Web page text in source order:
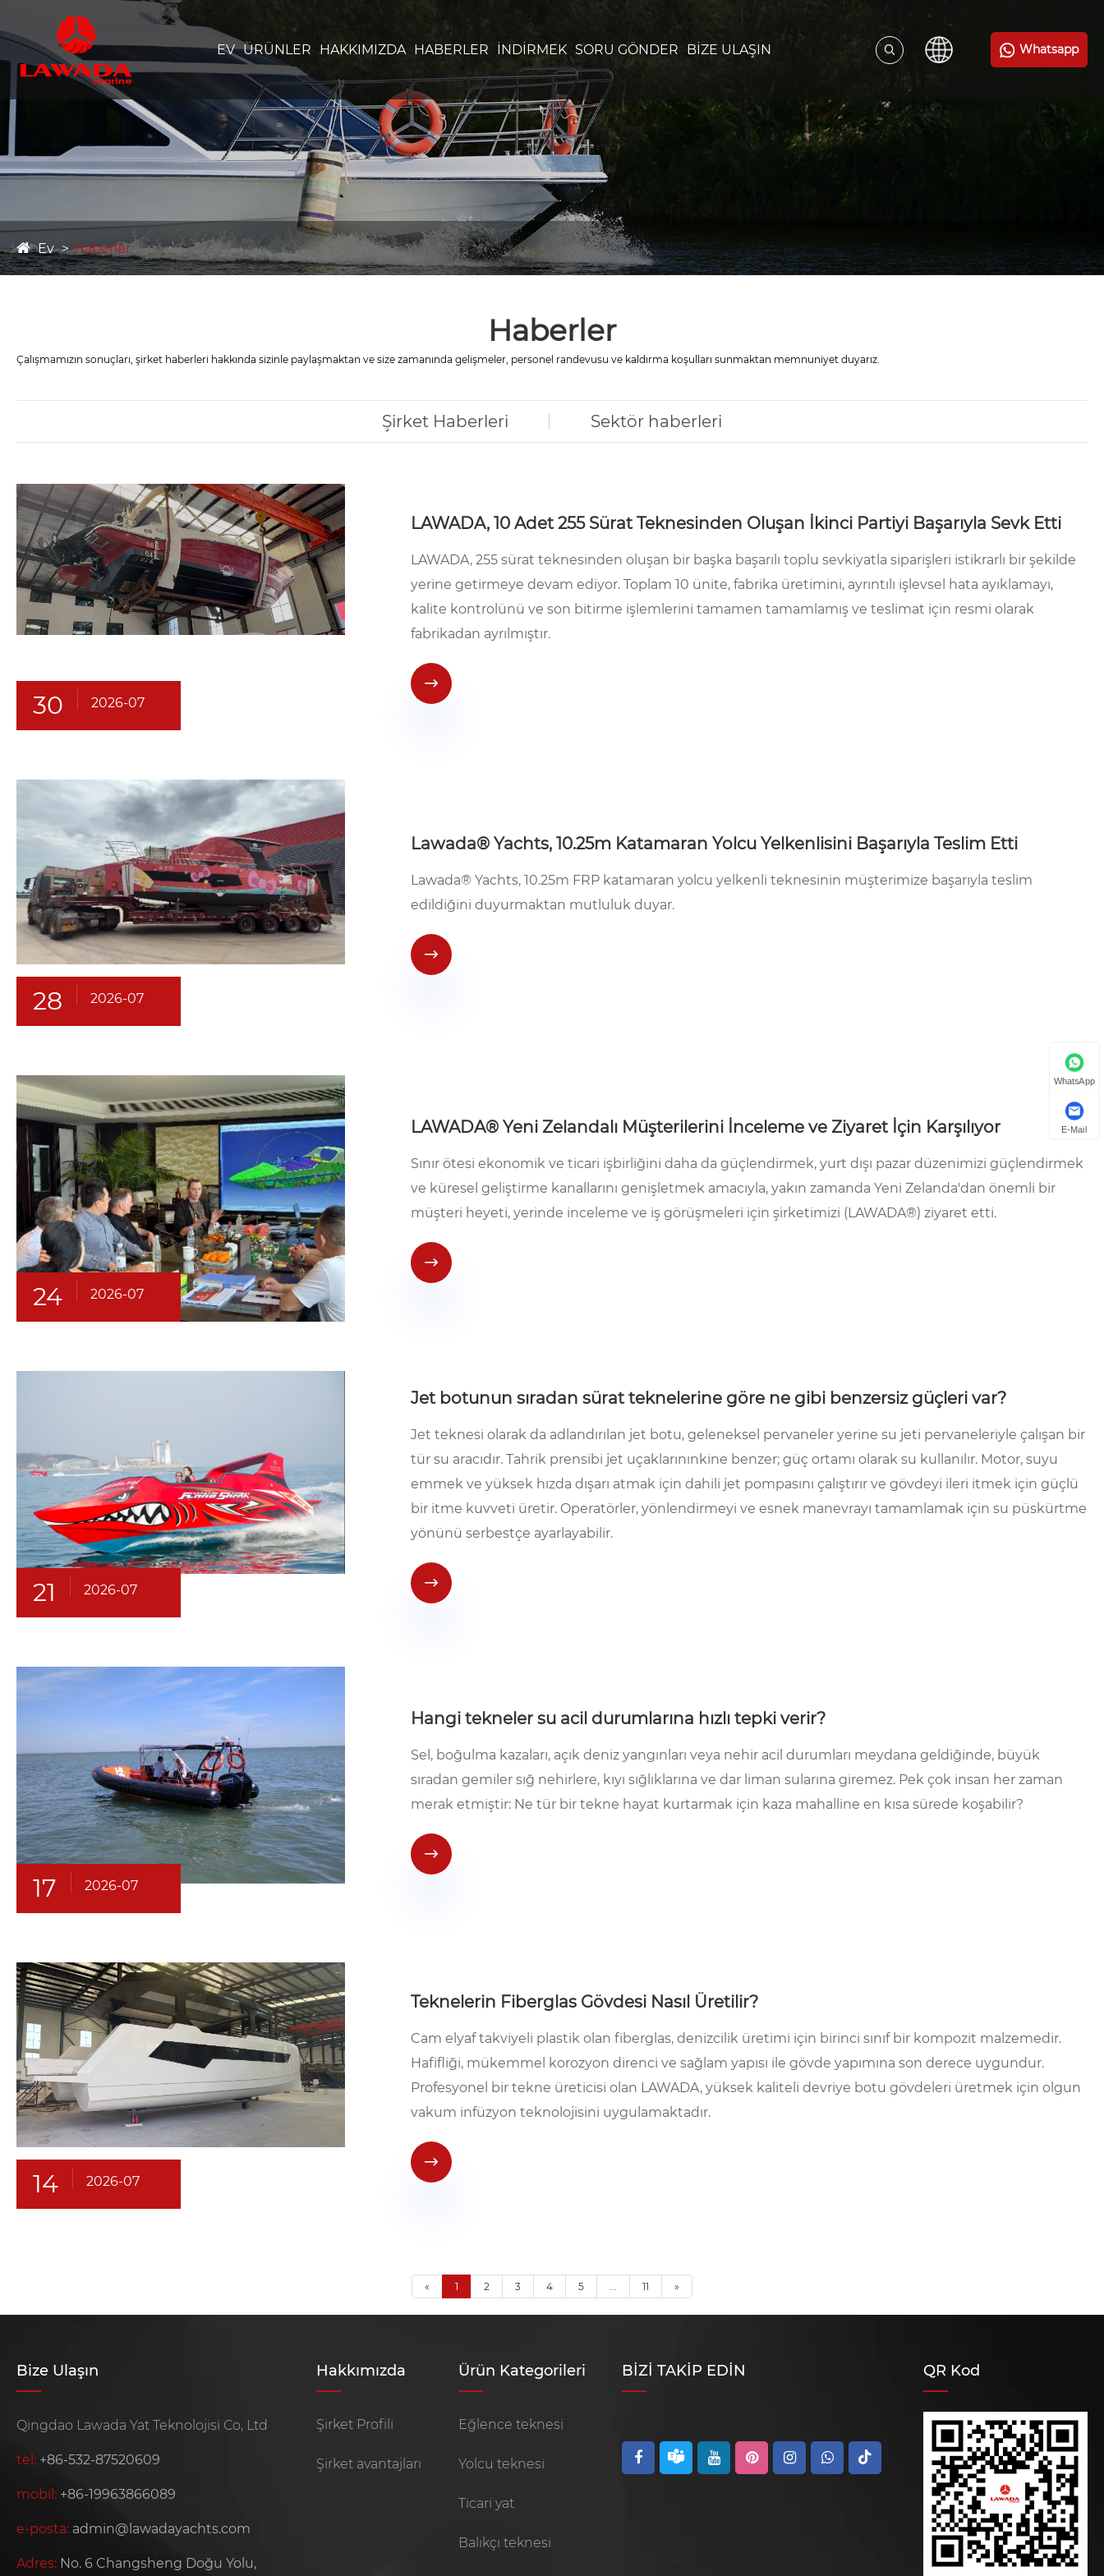
EV ÜRÜNLER HAKKIMIZDA HABERLER İNDIRMEK SORU GÖNDER BIZE ULAŞIN Whatsapp
Ev Haberler
Haberler
Çalışmamızın sonuçları, şirket haberleri hakkında sizinle paylaşmaktan ve size zamanında gelişmeler, personel randevusu ve kaldırma koşulları sunmaktan memnuniyet duyarız.
Şirket Haberleri Sektör haberleri
30 2026-07
LAWADA, 10 Adet 255 Sürat Teknesinden Oluşan İkinci Partiyi Başarıyla Sevk Etti
LAWADA, 255 sürat teknesinden oluşan bir başka başarılı toplu sevkiyatla siparişleri istikrarlı bir şekilde
yerine getirmeye devam ediyor. Toplam 10 ünite, fabrika üretimini, ayrıntılı işlevsel hata ayıklamayı,
kalite kontrolünü ve son bitirme işlemlerini tamamen tamamlamış ve teslimat için resmi olarak
fabrikadan ayrılmıştır.

28 2026-07
Lawada® Yachts, 10.25m Katamaran Yolcu Yelkenlisini Başarıyla Teslim Etti
Lawada® Yachts, 10.25m FRP katamaran yolcu yelkenli teknesinin müşterimize başarıyla teslim
edildiğini duyurmaktan mutluluk duyar.

24 2026-07
LAWADA® Yeni Zelandalı Müşterilerini İnceleme ve Ziyaret İçin Karşılıyor
Sınır ötesi ekonomik ve ticari işbirliğini daha da güçlendirmek, yurt dışı pazar düzenimizi güçlendirmek
ve küresel geliştirme kanallarını genişletmek amacıyla, yakın zamanda Yeni Zelanda'dan önemli bir
müşteri heyeti, yerinde inceleme ve iş görüşmeleri için şirketimizi (LAWADA®) ziyaret etti.

21 2026-07
Jet botunun sıradan sürat teknelerine göre ne gibi benzersiz güçleri var?
Jet teknesi olarak da adlandırılan jet botu, geleneksel pervaneler yerine su jeti pervaneleriyle çalışan bir
tür su aracıdır. Tahrik prensibi jet uçaklarınınkine benzer; güç ortamı olarak su kullanılır. Motor, suyu
emmek ve yüksek hızda dışarı atmak için dahili jet pompasını çalıştırır ve gövdeyi ileri itmek için güçlü
bir itme kuvveti üretir. Operatörler, yönlendirmeyi ve esnek manevrayı tamamlamak için su püskürtme
yönünü serbestçe ayarlayabilir.

17 2026-07
Hangi tekneler su acil durumlarına hızlı tepki verir?
Sel, boğulma kazaları, açık deniz yangınları veya nehir acil durumları meydana geldiğinde, büyük
sıradan gemiler sığ nehirlere, kıyı sığlıklarına ve dar liman sularına giremez. Pek çok insan her zaman
merak etmiştir: Ne tür bir tekne hayat kurtarmak için kaza mahalline en kısa sürede koşabilir?

14 2026-07
Teknelerin Fiberglas Gövdesi Nasıl Üretilir?
Cam elyaf takviyeli plastik olan fiberglas, denizcilik üretimi için birinci sınıf bir kompozit malzemedir.
Hafifliği, mükemmel korozyon direnci ve sağlam yapısı ile gövde yapımına son derece uygundur.
Profesyonel bir tekne üreticisi olan LAWADA, yüksek kaliteli devriye botu gövdeleri üretmek için olgun
vakum infüzyon teknolojisini uygulamaktadır.

« 1 2 3 4 5 ... 11 »
Bize Ulaşın
Qingdao Lawada Yat Teknolojisi Co, Ltd
tel: +86-532-87520609
mobil: +86-19963866089
e-posta: admin@lawadayachts.com
Adres: No. 6 Changsheng Doğu Yolu,
Hakkımızda
Şirket Profili
Şirket avantajları
Ürün Kategorileri
Eğlence teknesi
Yolcu teknesi
Ticari yat
Balıkçı teknesi
BİZİ TAKİP EDİN QR Kod
WhatsApp
E-Mail